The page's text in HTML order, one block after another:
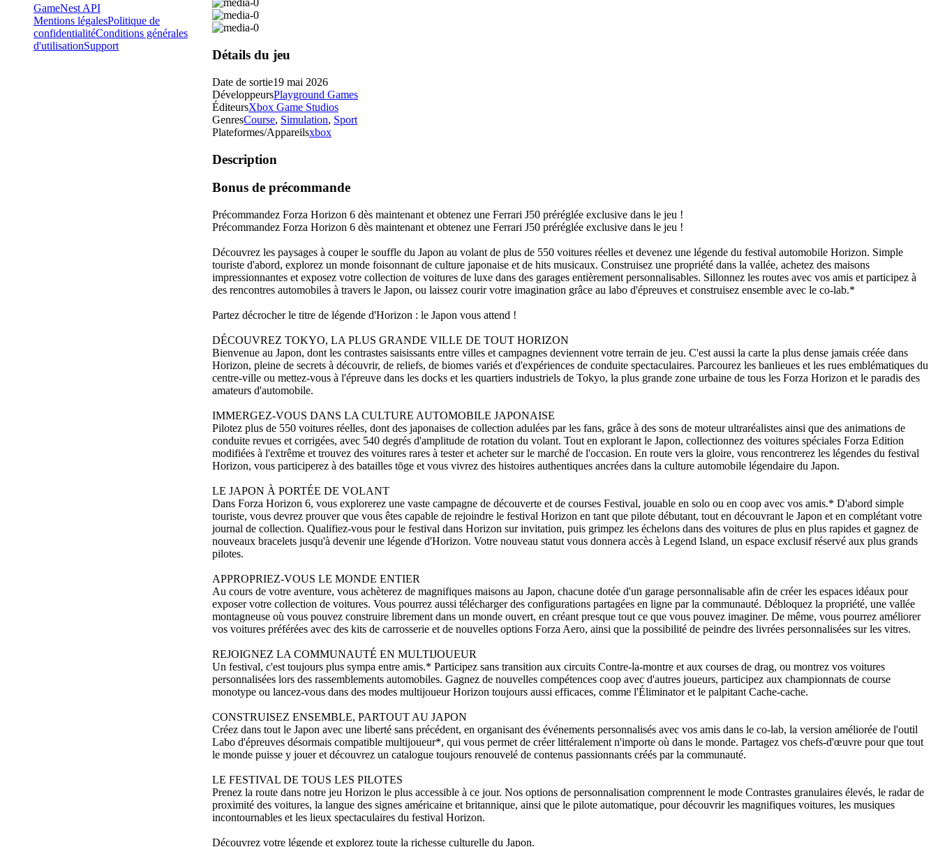
GameNest API
Mentions légalesPolitique de
confidentialitéConditions générales
d'utilisationSupport
Détails du jeu
Date de sortie19 mai 2026
DéveloppeursPlayground Games
ÉditeursXbox Game Studios
GenresCourse, Simulation, Sport
Plateformes/Appareilsxbox
Description
Bonus de précommande
Précommandez Forza Horizon 6 dès maintenant et obtenez une Ferrari J50 préréglée exclusive dans le jeu !
Précommandez Forza Horizon 6 dès maintenant et obtenez une Ferrari J50 préréglée exclusive dans le jeu !
Découvrez les paysages à couper le souffle du Japon au volant de plus de 550 voitures réelles et devenez une légende du festival automobile Horizon. Simple
touriste d'abord, explorez un monde foisonnant de culture japonaise et de hits musicaux. Construisez une propriété dans la vallée, achetez des maisons
impressionnantes et exposez votre collection de voitures de luxe dans des garages entièrement personnalisables. Sillonnez les routes avec vos amis et participez à
des rencontres automobiles à travers le Japon, ou laissez courir votre imagination grâce au labo d'épreuves et construisez ensemble avec le co-lab.*
Partez décrocher le titre de légende d'Horizon : le Japon vous attend !
DÉCOUVREZ TOKYO, LA PLUS GRANDE VILLE DE TOUT HORIZON
Bienvenue au Japon, dont les contrastes saisissants entre villes et campagnes deviennent votre terrain de jeu. C'est aussi la carte la plus dense jamais créée dans
Horizon, pleine de secrets à découvrir, de reliefs, de biomes variés et d'expériences de conduite spectaculaires. Parcourez les banlieues et les rues emblématiques du
centre-ville ou mettez-vous à l'épreuve dans les docks et les quartiers industriels de Tokyo, la plus grande zone urbaine de tous les Forza Horizon et le paradis des
amateurs d'automobile.
IMMERGEZ-VOUS DANS LA CULTURE AUTOMOBILE JAPONAISE
Pilotez plus de 550 voitures réelles, dont des japonaises de collection adulées par les fans, grâce à des sons de moteur ultraréalistes ainsi que des animations de
conduite revues et corrigées, avec 540 degrés d'amplitude de rotation du volant. Tout en explorant le Japon, collectionnez des voitures spéciales Forza Edition
modifiées à l'extrême et trouvez des voitures rares à tester et acheter sur le marché de l'occasion. En route vers la gloire, vous rencontrerez les légendes du festival
Horizon, vous participerez à des batailles tōge et vous vivrez des histoires authentiques ancrées dans la culture automobile légendaire du Japon.
LE JAPON À PORTÉE DE VOLANT
Dans Forza Horizon 6, vous explorerez une vaste campagne de découverte et de courses Festival, jouable en solo ou en coop avec vos amis.* D'abord simple
touriste, vous devrez prouver que vous êtes capable de rejoindre le festival Horizon en tant que pilote débutant, tout en découvrant le Japon et en complétant votre
journal de collection. Qualifiez-vous pour le festival dans Horizon sur invitation, puis grimpez les échelons dans des voitures de plus en plus rapides et gagnez de
nouveaux bracelets jusqu'à devenir une légende d'Horizon. Votre nouveau statut vous donnera accès à Legend Island, un espace exclusif réservé aux plus grands
pilotes.
APPROPRIEZ-VOUS LE MONDE ENTIER
Au cours de votre aventure, vous achèterez de magnifiques maisons au Japon, chacune dotée d'un garage personnalisable afin de créer les espaces idéaux pour
exposer votre collection de voitures. Vous pourrez aussi télécharger des configurations partagées en ligne par la communauté. Débloquez la propriété, une vallée
montagneuse où vous pouvez construire librement dans un monde ouvert, en créant presque tout ce que vous pouvez imaginer. De même, vous pourrez améliorer
vos voitures préférées avec des kits de carrosserie et de nouvelles options Forza Aero, ainsi que la possibilité de peindre des livrées personnalisées sur les vitres.
REJOIGNEZ LA COMMUNAUTÉ EN MULTIJOUEUR
Un festival, c'est toujours plus sympa entre amis.* Participez sans transition aux circuits Contre-la-montre et aux courses de drag, ou montrez vos voitures
personnalisées lors des rassemblements automobiles. Gagnez de nouvelles compétences coop avec d'autres joueurs, participez aux championnats de course
monotype ou lancez-vous dans des modes multijoueur Horizon toujours aussi efficaces, comme l'Éliminator et le palpitant Cache-cache.
CONSTRUISEZ ENSEMBLE, PARTOUT AU JAPON
Créez dans tout le Japon avec une liberté sans précédent, en organisant des événements personnalisés avec vos amis dans le co-lab, la version améliorée de l'outil
Labo d'épreuves désormais compatible multijoueur*, qui vous permet de créer littéralement n'importe où dans le monde. Partagez vos chefs-d'œuvre pour que tout
le monde puisse y jouer et découvrez un catalogue toujours renouvelé de contenus passionnants créés par la communauté.
LE FESTIVAL DE TOUS LES PILOTES
Prenez la route dans notre jeu Horizon le plus accessible à ce jour. Nos options de personnalisation comprennent le mode Contrastes granulaires élevés, le radar de
proximité des voitures, la langue des signes américaine et britannique, ainsi que le pilote automatique, pour découvrir les magnifiques voitures, les musiques
incontournables et les lieux spectaculaires du festival Horizon.
Découvrez votre légende et explorez toute la richesse culturelle du Japon.